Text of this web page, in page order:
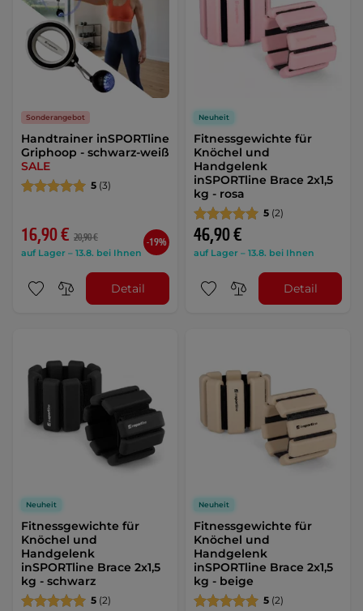
Sonderangebot
Handtrainer inSPORTline
Griphoop - schwarz-weiß
SALE
5 (3)
16,90 € 20,90 €
auf Lager – 13.8. bei Ihnen
-19%
Detail
Neuheit
Fitnessgewichte für
Knöchel und
Handgelenk
inSPORTline Brace 2x1,5
kg - rosa
5 (2)
46,90 €
auf Lager – 13.8. bei Ihnen
Detail
Neuheit
Fitnessgewichte für
Knöchel und
Handgelenk
inSPORTline Brace 2x1,5
kg - schwarz
5 (2)
Neuheit
Fitnessgewichte für
Knöchel und
Handgelenk
inSPORTline Brace 2x1,5
kg - beige
5 (2)